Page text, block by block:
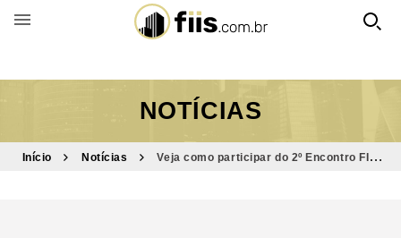
BUSCAR POR FUNDO
NOTÍCIAS
Início Notícias
Veja como participar do 2º Encontro FIIs